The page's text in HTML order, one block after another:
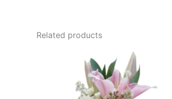
Related products